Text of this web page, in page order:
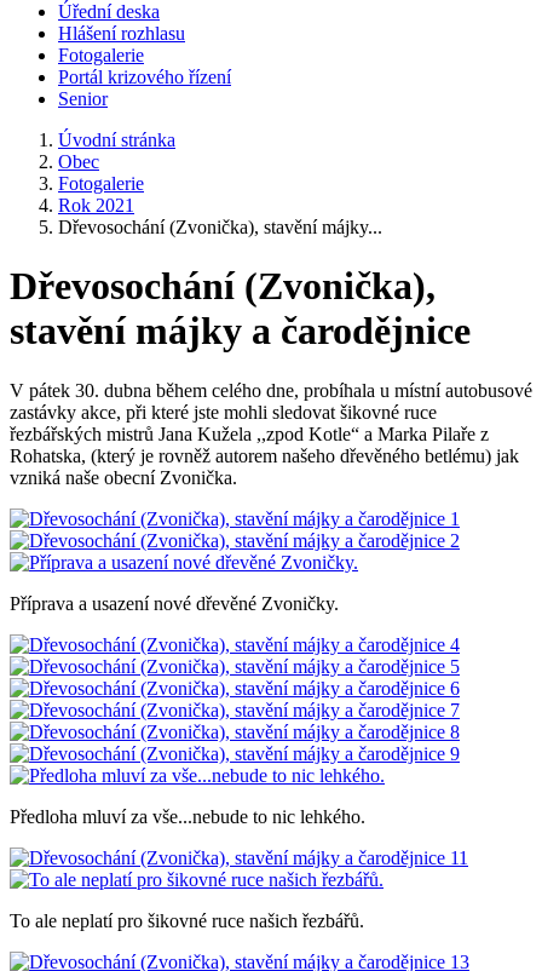
Úřední deska
Hlášení rozhlasu
Fotogalerie
Portál krizového řízení
Senior
Úvodní stránka
Obec
Fotogalerie
Rok 2021
Dřevosochání (Zvonička), stavění májky...
Dřevosochání (Zvonička),
stavění májky a čarodějnice
V pátek 30. dubna během celého dne, probíhala u místní autobusové
zastávky akce, při které jste mohli sledovat šikovné ruce
řezbářských mistrů Jana Kužela ,,zpod Kotle“ a Marka Pilaře z
Rohatska, (který je rovněž autorem našeho dřevěného betlému) jak
vzniká naše obecní Zvonička.
Příprava a usazení nové dřevěné Zvoničky.
Předloha mluví za vše...nebude to nic lehkého.
To ale neplatí pro šikovné ruce našich řezbářů.